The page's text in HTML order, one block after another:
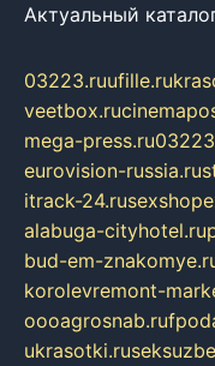
Актуальный
03223.ruufille.ru
veetbox.ru
mega-press.ru
eurovision-russia.ru
itrack-24.ru
alabuga-cityhotel.ru
bud-em-
korolevremont-
oooagrosnab.ru
ukrasotki.ru